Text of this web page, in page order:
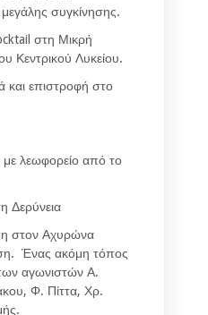
συγκίνησης.
στη Μικρή
Κεντρικού Λυκείου.
και επιστροφή στο
λεωφορείο από το
Δερύνεια
στον Αχυρώνα
Ένας ακόμη τόπος
αγωνιστών Α.
Φ. Πίττα, Χρ.